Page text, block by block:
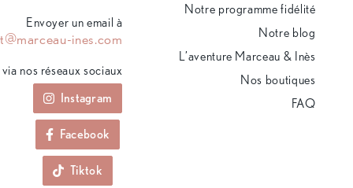
Envoyer un email à
ines.com
nos réseaux sociaux
Instagram
Facebook
Tiktok
Notre programme fidélité
Notre blog
L’aventure Marceau & Inès
Nos boutiques
FAQ